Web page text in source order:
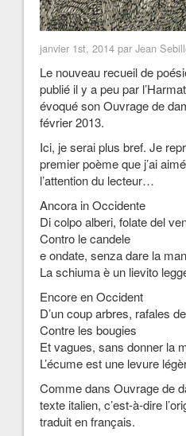
janvier 1st, 2014 par Jean
Le nouveau recueil de
publié il y a peu par
évoqué son Ouvrage de
février 2013.
Ici, je serai plus bref. Je
premier poème que j’ai
l’attention du lecteur…
Ancora in Occidente
Di colpo alberi, folate del
Contro le candele
e ondate, senza dare la
La schiuma è un lievito
Encore en Occident
D’un coup arbres, rafales
Contre les bougies
Et vagues, sans donner la
L’écume est une levure
Comme dans Ouvrage de
texte italien, c’est-à-dire
traduit en français.